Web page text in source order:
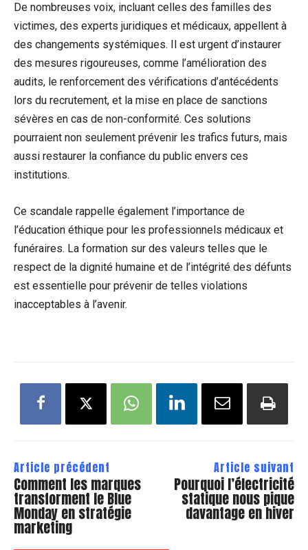
De nombreuses voix, incluant celles des familles des
victimes, des experts juridiques et médicaux, appellent à
des changements systémiques. Il est urgent d’instaurer
des mesures rigoureuses, comme l’amélioration des
audits, le renforcement des vérifications d’antécédents
lors du recrutement, et la mise en place de sanctions
sévères en cas de non-conformité. Ces solutions
pourraient non seulement prévenir les trafics futurs, mais
aussi restaurer la confiance du public envers ces
institutions.
Ce scandale rappelle également l’importance de
l’éducation éthique pour les professionnels médicaux et
funéraires. La formation sur des valeurs telles que le
respect de la dignité humaine et de l’intégrité des défunts
est essentielle pour prévenir de telles violations
inacceptables à l’avenir.
Article précédent
Comment les marques
transforment le Blue
Monday en stratégie
marketing
Article suivant
Pourquoi l’électricité
statique nous pique
davantage en hiver